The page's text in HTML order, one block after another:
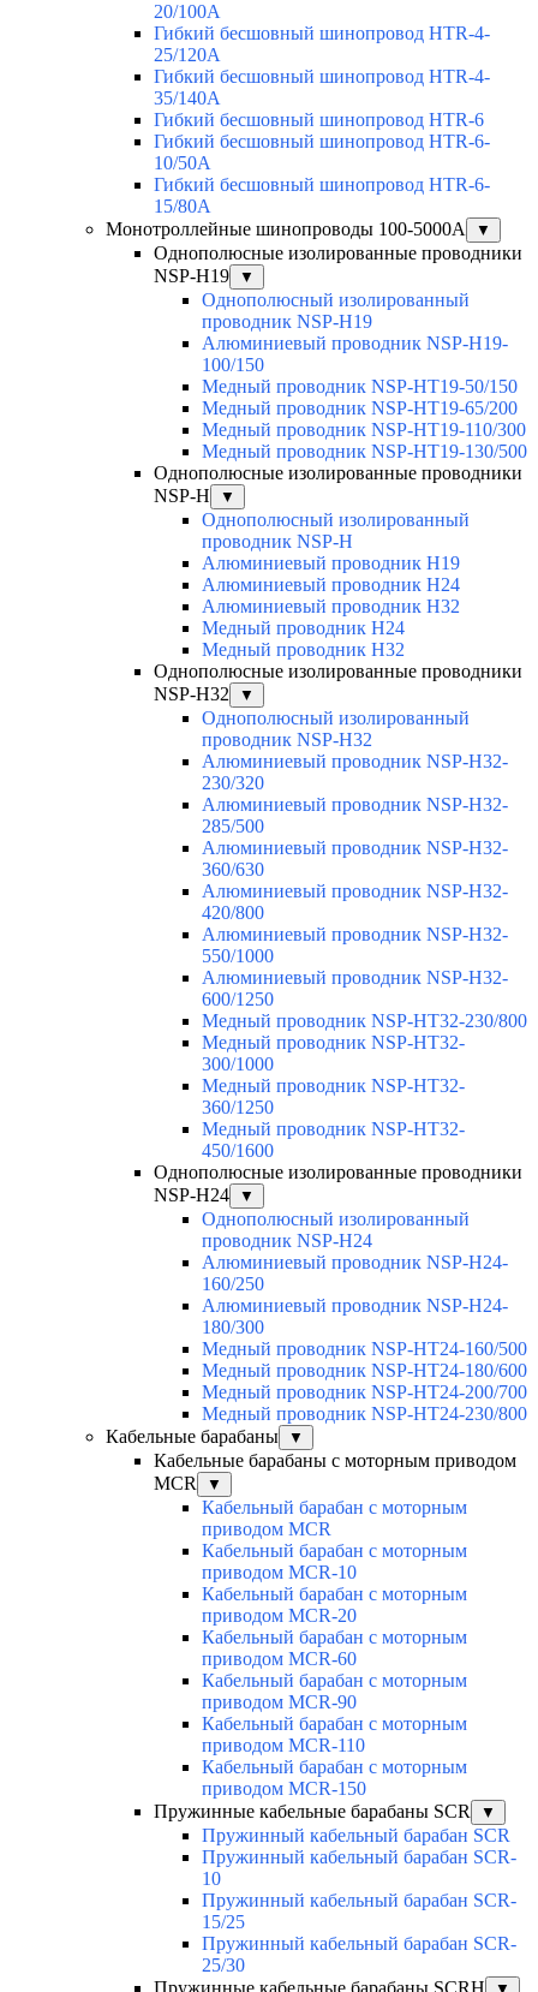
20/100A
Гибкий бесшовный шинопровод HTR-4-
25/120A
Гибкий бесшовный шинопровод HTR-4-
35/140A
Гибкий бесшовный шинопровод HTR-6
Гибкий бесшовный шинопровод HTR-6-
10/50A
Гибкий бесшовный шинопровод HTR-6-
15/80A
Монотроллейные шинопроводы 100-5000А
▼
Однополюсные изолированные проводники
NSP-H19
▼
Однополюсный изолированный
проводник NSP-H19
Алюминиевый проводник NSP-H19-
100/150
Медный проводник NSP-HT19-50/150
Медный проводник NSP-HT19-65/200
Медный проводник NSP-HT19-110/300
Медный проводник NSP-HT19-130/500
Однополюсные изолированные проводники
NSP-H
▼
Однополюсный изолированный
проводник NSP-H
Алюминиевый проводник H19
Алюминиевый проводник H24
Алюминиевый проводник H32
Медный проводник H24
Медный проводник H32
Однополюсные изолированные проводники
NSP-H32
▼
Однополюсный изолированный
проводник NSP-H32
Алюминиевый проводник NSP-H32-
230/320
Алюминиевый проводник NSP-H32-
285/500
Алюминиевый проводник NSP-H32-
360/630
Алюминиевый проводник NSP-H32-
420/800
Алюминиевый проводник NSP-H32-
550/1000
Алюминиевый проводник NSP-H32-
600/1250
Медный проводник NSP-HT32-230/800
Медный проводник NSP-HT32-
300/1000
Медный проводник NSP-HT32-
360/1250
Медный проводник NSP-HT32-
450/1600
Однополюсные изолированные проводники
NSP-H24
▼
Однополюсный изолированный
проводник NSP-H24
Алюминиевый проводник NSP-H24-
160/250
Алюминиевый проводник NSP-H24-
180/300
Медный проводник NSP-HT24-160/500
Медный проводник NSP-HT24-180/600
Медный проводник NSP-HT24-200/700
Медный проводник NSP-HT24-230/800
Кабельные барабаны
▼
Кабельные барабаны с моторным приводом
MCR
▼
Кабельный барабан с моторным
приводом MCR
Кабельный барабан с моторным
приводом MCR-10
Кабельный барабан с моторным
приводом MCR-20
Кабельный барабан с моторным
приводом MCR-60
Кабельный барабан с моторным
приводом MCR-90
Кабельный барабан с моторным
приводом MCR-110
Кабельный барабан с моторным
приводом MCR-150
Пружинные кабельные барабаны SCR
▼
Пружинный кабельный барабан SCR
Пружинный кабельный барабан SCR-
10
Пружинный кабельный барабан SCR-
15/25
Пружинный кабельный барабан SCR-
25/30